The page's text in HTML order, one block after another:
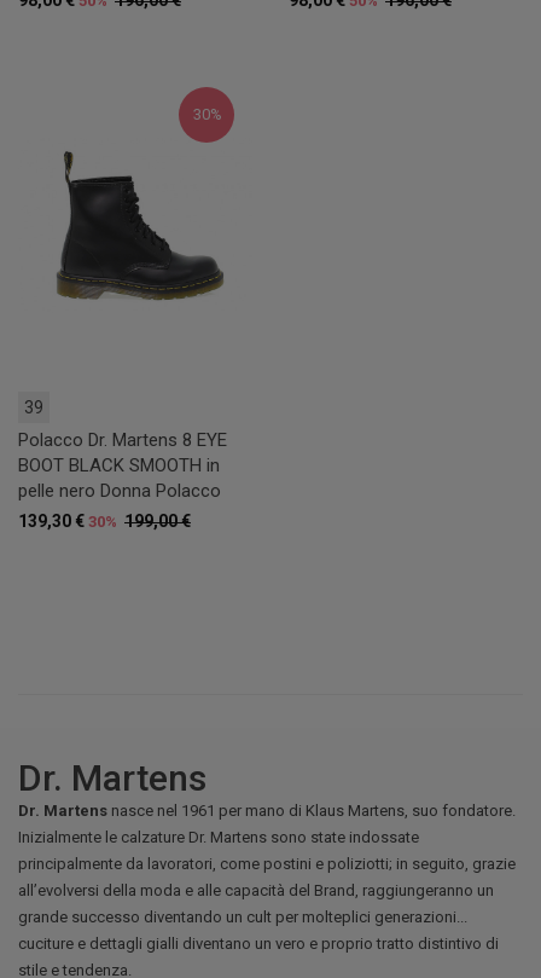
30%
39
Polacco Dr. Martens 8 EYE
BOOT BLACK SMOOTH in
pelle nero Donna Polacco
199,00 €
139,30 € 30%
Dr. Martens
Dr. Martens nasce nel 1961 per mano di Klaus Martens, suo fondatore.
Inizialmente le calzature Dr. Martens sono state indossate
principalmente da lavoratori, come postini e poliziotti; in seguito, grazie
all’evolversi della moda e alle capacità del Brand, raggiungeranno un
grande successo diventando un cult per molteplici generazioni...
cuciture e dettagli gialli diventano un vero e proprio tratto distintivo di
stile e tendenza.